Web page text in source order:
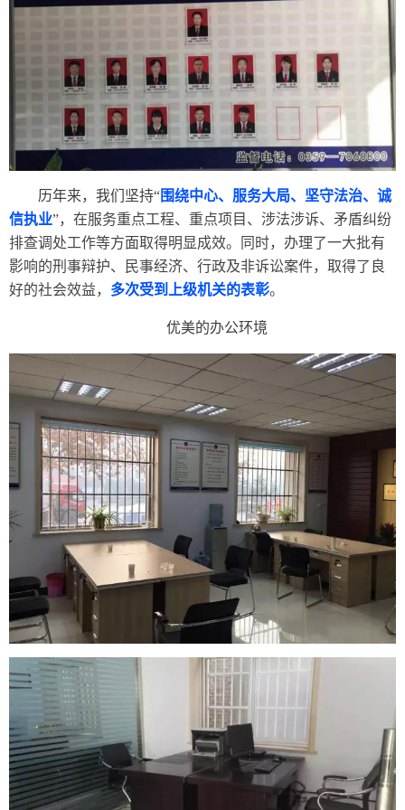
历年来，我们坚持“围绕中心、服务大局、坚守法治、诚
信执业”，在服务重点工程、重点项目、涉法涉诉、矛盾纠纷
排查调处工作等方面取得明显成效。同时，办理了一大批有
影响的刑事辩护、民事经济、行政及非诉讼案件，取得了良
好的社会效益， 多次受到上级机关的表彰。
优美的办公环境